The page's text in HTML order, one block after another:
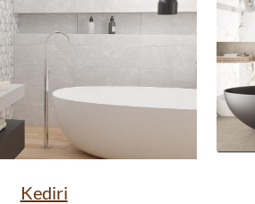
Kediri